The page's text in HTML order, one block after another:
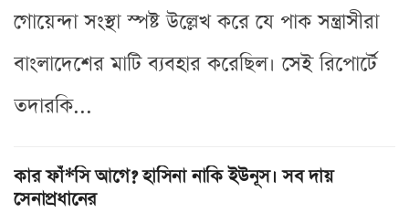
গোয়েন্দা সংস্থা স্পষ্ট উল্লেখ করে যে পাক সন্ত্রাসীরা
বাংলাদেশের মাটি ব্যবহার করেছিল। সেই রিপোর্টে
তদারকি...
কার ফাঁ*সি আগে? হাসিনা নাকি ইউনূস। সব দায়
সেনাপ্রধানের